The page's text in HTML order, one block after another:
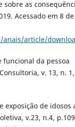
sobre as
Acessado em 8 de
article/
funcional da pessoa
v. 13, n. 1,
exposição de idosos
v.23, n.4,